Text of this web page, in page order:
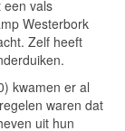
een vals
Westerbork
Zelf heeft
kwamen er al
waren dat
uit hun